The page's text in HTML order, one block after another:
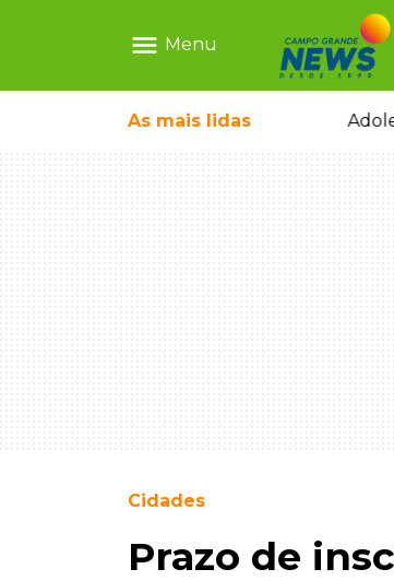
menu Menu
As mais lidas
ganhar dia oficial em MS
Cidades
Prazo de